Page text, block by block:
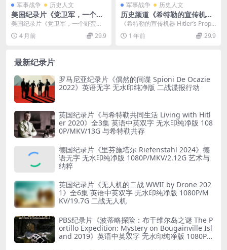
军事战争 历史人文
美国纪录片《党卫军，一个野
蛮的国家 The SS, a Barbaric
State 2020》英语中英双字 无
水印纯净版 720P/MKV/627M
美国纪录片《党卫军，一个野蛮的
国家 The SS, a Barbaric Sta...
4 月前 29.9
军事战争 历史人文
历史频道《希特勒的宣传机器
Hitler’s Propaganda Machi
ne 2018》第一季全3集 英语
无字 1080P/MKV/6.4G 二战
《希特勒的宣传机器 Hitler’s Propa
ganda Mach...
1 年前 29.9
最新纪录片
罗马尼亚纪录片《偶然的间谍 Spioni De Ocazie
2022》英语无字 无水印纯净版 二战谍报行动
英国纪录片《与希特勒共同生活 Living with Hitl
er 2020》全3集 英语中英双字 无水印纯净版 108
0P/MKV/13G 与希特勒共存
德国纪录片《里芬施塔尔 Riefenstahl 2024》德
语无字 无水印纯净版 1080P/MKV/2.12G 艺术与
纳粹
英国纪录片《无人机的二战 WWII by Drone 202
1》全6集 英语中英双字 无水印纯净版 1080P/M
KV/19.7G 二战无人机
PBS纪录片《波蒂略探险：布干维尔岛之谜 The P
ortillo Expedition: Mystery on Bougainville Isl
and 2019》英语中英双字 无水印纯净版 1080P/